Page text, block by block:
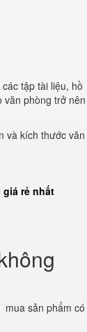
tập tài liệu, hồ
văn phòng trở nên
và kích thước văn
giá rẻ nhất
mua sản phẩm có